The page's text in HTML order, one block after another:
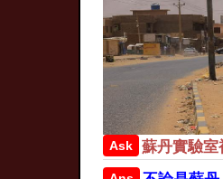
Ask 蘇丹實驗室